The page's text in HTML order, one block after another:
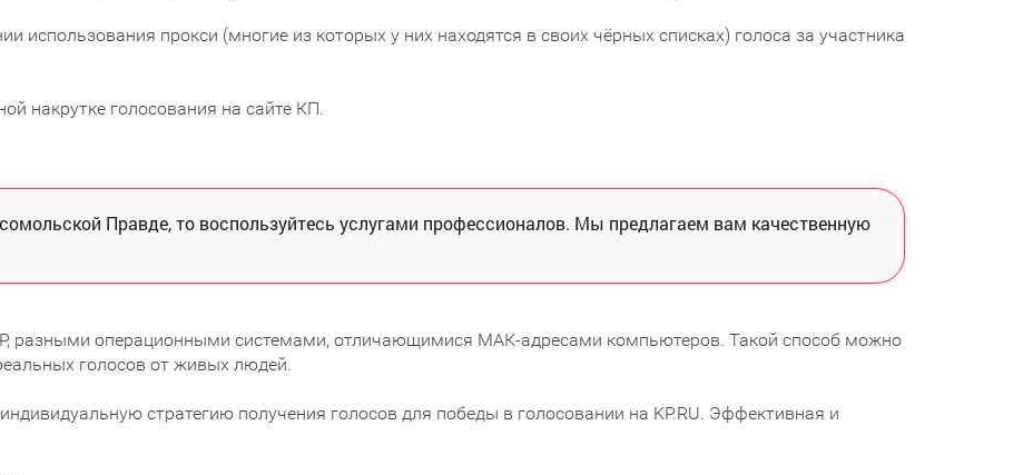
использования прокси (многие из которых у них находятся в своих чёрных списках) голоса за участника
накрутке голосования на сайте КП.
Правде, то воспользуйтесь услугами профессионалов. Мы предлагаем вам качественную
разными операционными системами, отличающимися МАК-адресами компьютеров. Такой способ можно
голосов от живых людей.
стратегию получения голосов для победы в голосовании на KP.RU. Эффективная и